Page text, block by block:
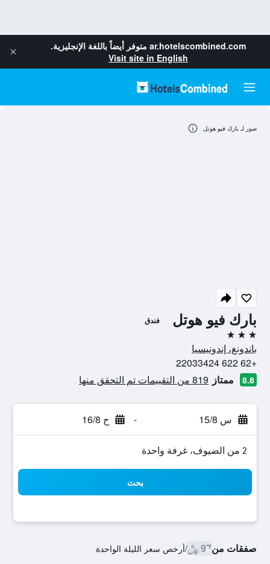
ar.hotelscombined.com متوفر أيضاً باللغة الإنجليزية.
Visit site in English
بارك فيو هوتل فندق
3 نجوم
باندونغ، إندونيسيا
+62 622 22033424
8.8 ممتاز 819 من التقييمات تم التحقق منها
س 15/8 - ح 16/8
2 من الضيوف، غرفة واحدة
بحث
صفقات من97 ﷼ /أرخص سعر الليلة الواحدة
صور لـ بارك فيو هوتل